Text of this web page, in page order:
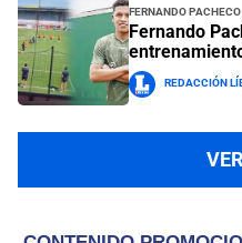
Fernando Pacheco
Fernando
Redacción